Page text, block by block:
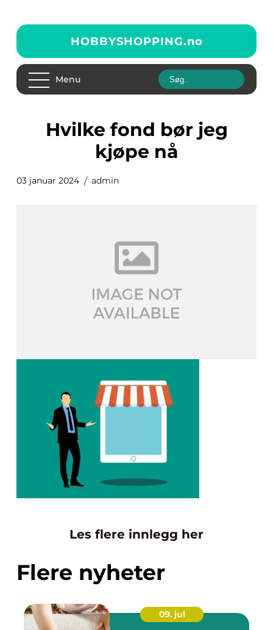
HOBBYSHOPPING.no
Menu
hvilke fond bør jeg
kjøpe nå
03 januar 2024 admin
Les flere innlegg her
Flere nyheter
09. jul